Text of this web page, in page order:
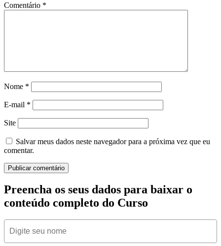
Comentário *
Nome *
E-mail *
Site
Salvar meus dados neste navegador para a próxima vez que eu
comentar.
Preencha os seus dados para baixar o
conteúdo completo do Curso